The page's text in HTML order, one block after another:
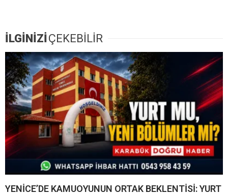
İLGİNİZİÇEKEBİLİR
YENİCE’DE KAMUOYUNUN ORTAK BEKLENTİSİ: YURT